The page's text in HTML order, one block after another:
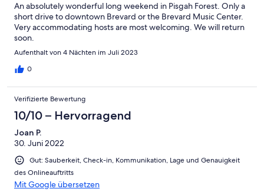
An absolutely wonderful long weekend in Pisgah Forest. Only a
short drive to downtown Brevard or the Brevard Music Center.
Very accommodating hosts are most welcoming. We will return
soon.
Aufenthalt von 4 Nächten im Juli 2023
0
Verifizierte Bewertung
10/10 – Hervorragend
Joan P.
30. Juni 2022
Gut: Sauberkeit, Check-in, Kommunikation, Lage und Genauigkeit
des Onlineauftritts
Mit Google übersetzen